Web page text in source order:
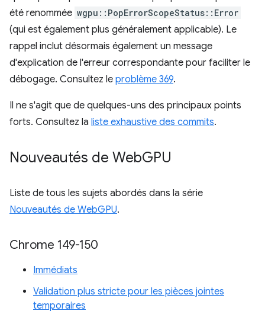
été renommée wgpu::PopErrorScopeStatus::Error
(qui est également plus généralement applicable). Le
rappel inclut désormais également un message
d'explication de l'erreur correspondante pour faciliter le
débogage. Consultez le problème 369.
Il ne s'agit que de quelques-uns des principaux points
forts. Consultez la liste exhaustive des commits.
Nouveautés de WebGPU
Liste de tous les sujets abordés dans la série
Nouveautés de WebGPU.
Chrome 149-150
Immédiats
Validation plus stricte pour les pièces jointes
temporaires